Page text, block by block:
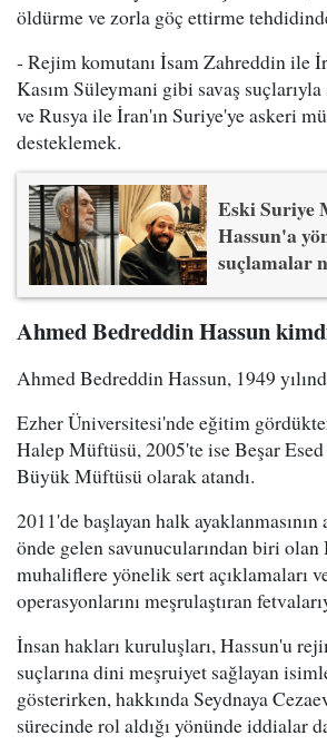
öldürme ve zorla göç ettirme
- Rejim komutanı İsam Zahreddin ile
Kasım Süleymani gibi savaş
ve Rusya ile İran'ın Suriye'ye askeri
desteklemek.
Eski Suriye
Hassun'a
suçlamalar
Ahmed Bedreddin Hassun
Ahmed Bedreddin Hassun, 1949
Ezher Üniversitesi'nde eğitim
Halep Müftüsü, 2005'te ise Beşar
Büyük Müftüsü olarak atandı.
2011'de başlayan halk
önde gelen savunucularından biri olan
muhaliflere yönelik sert açıklamaları
operasyonlarını meşrulaştıran
İnsan hakları kuruluşları, Hassun'u
suçlarına dini meşruiyet sağlayan
gösterirken, hakkında Seydnaya
sürecinde rol aldığı yönünde iddialar